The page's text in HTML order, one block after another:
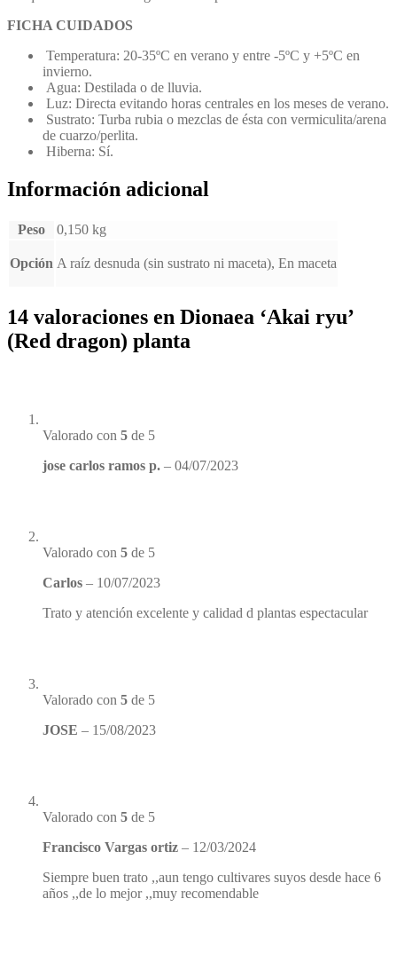
FICHA CUIDADOS
Temperatura: 20-35ºC en verano y entre -5ºC y +5ºC en
invierno.
Agua: Destilada o de lluvia.
Luz: Directa evitando horas centrales en los meses de verano.
Sustrato: Turba rubia o mezclas de ésta con vermiculita/arena
de cuarzo/perlita.
Hiberna: Sí.
Información adicional
Peso 0,150 kg
Opción A raíz desnuda (sin sustrato ni maceta), En maceta
14 valoraciones en Dionaea ‘Akai ryu’
(Red dragon) planta
Valorado con 5 de 5
jose carlos ramos p. – 04/07/2023
Valorado con 5 de 5
Carlos – 10/07/2023
Trato y atención excelente y calidad d plantas espectacular
Valorado con 5 de 5
JOSE – 15/08/2023
Valorado con 5 de 5
Francisco Vargas ortiz – 12/03/2024
Siempre buen trato ,,aun tengo cultivares suyos desde hace 6
años ,,de lo mejor ,,muy recomendable